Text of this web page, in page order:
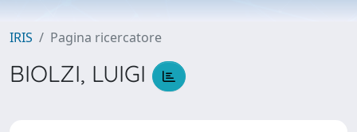
IRIS Pagina ricercatore
BIOLZI, LUIGI